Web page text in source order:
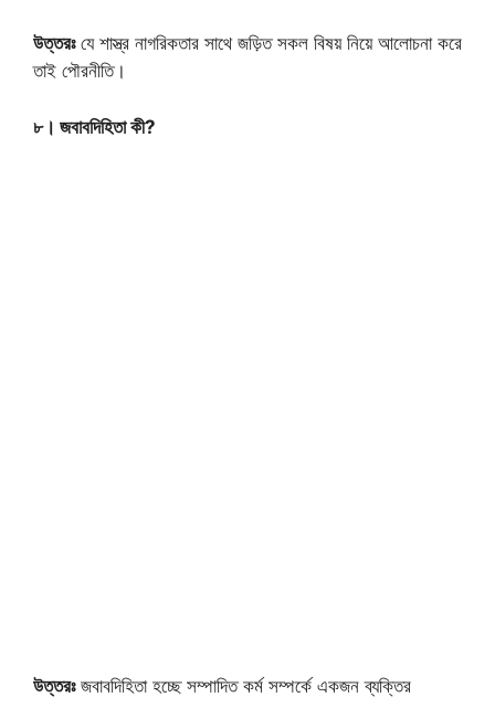
উত্তরঃযে শাস্ত্র নাগরিকতার সাথে জড়িত সকল বিষয় নিয়ে আলোচনা করে
তাই পৌরনীতি।
৮। জবাবদিহিতা কী?
উত্তরঃজবাবদিহিতা হচ্ছে সম্পাদিত কর্ম সম্পর্কে একজন ব্যক্তির